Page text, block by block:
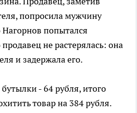
попросила мужчину
Нагорнов попытался
не растерялась: она
и задержала его.
- 64 рубля, итого
товар на 384 рубля.